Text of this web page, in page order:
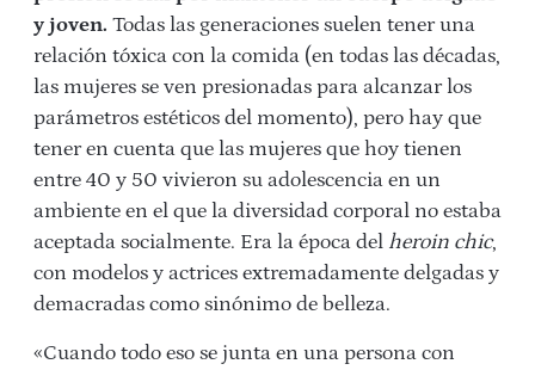
y joven. Todas las generaciones suelen tener una
relación tóxica con la comida (en todas las décadas,
las mujeres se ven presionadas para alcanzar los
parámetros estéticos del momento), pero hay que
tener en cuenta que las mujeres que hoy tienen
entre 40 y 50 vivieron su adolescencia en un
ambiente en el que la diversidad corporal no estaba
aceptada socialmente. Era la época del heroin chic,
con modelos y actrices extremadamente delgadas y
demacradas como sinónimo de belleza.
«Cuando todo eso se junta en una persona con